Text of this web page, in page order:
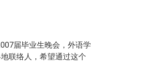
届毕业生晚会，外语学
联络人，希望通过这个